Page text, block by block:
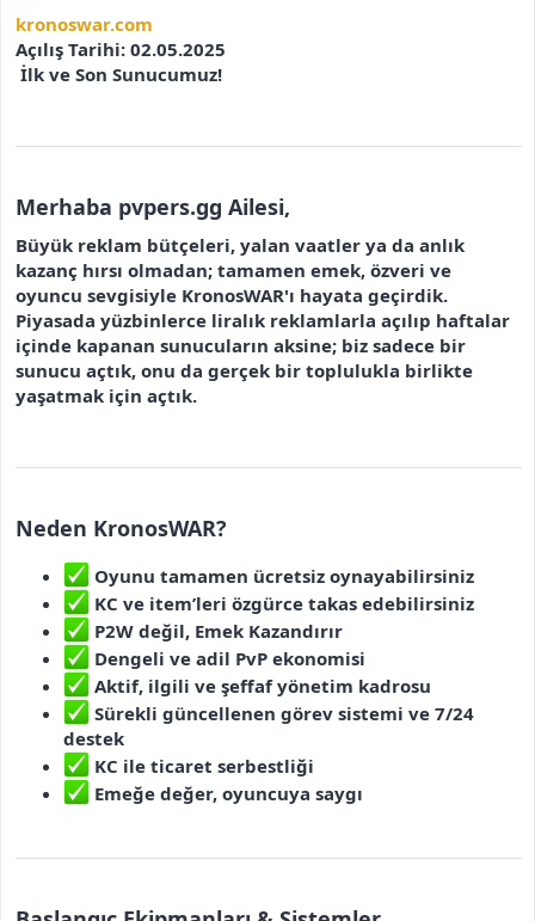
kronoswar.com
Açılış Tarihi: 02.05.2025
️ İlk ve Son Sunucumuz!
Merhaba pvpers.gg Ailesi,
Büyük reklam bütçeleri, yalan vaatler ya da anlık
kazanç hırsı olmadan; tamamen emek, özveri ve
oyuncu sevgisiyle KronosWAR'ı hayata geçirdik.
Piyasada yüzbinlerce liralık reklamlarla açılıp haftalar
içinde kapanan sunucuların aksine; biz sadece bir
sunucu açtık, onu da gerçek bir toplulukla birlikte
yaşatmak için açtık.
Neden KronosWAR?
Oyunu tamamen ücretsiz oynayabilirsiniz
KC ve item’leri özgürce takas edebilirsiniz
P2W değil, Emek Kazandırır
Dengeli ve adil PvP ekonomisi
Aktif, ilgili ve şeffaf yönetim kadrosu
Sürekli güncellenen görev sistemi ve 7/24
destek
KC ile ticaret serbestliği
Emeğe değer, oyuncuya saygı